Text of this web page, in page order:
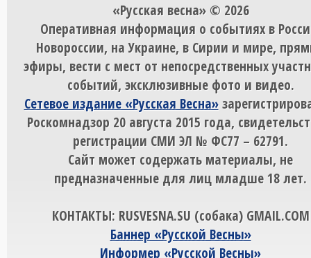
«Русская весна» © 2026
Оперативная информация о событиях в
Новороссии, на Украине, в Сирии и мире,
эфиры, вести с мест от непосредственных
событий, эксклюзивные фото и видео.
Сетевое издание «Русская Весна»
Роскомнадзор 20 августа 2015 года,
регистрации СМИ ЭЛ № ФС77 – 62791.
Сайт может содержать материалы, не
предназначенные для лиц младше 18 лет.
КОНТАКТЫ: RUSVESNA.SU (собака) GMAIL.COM
Баннер «Русской Весны»
Информер «Русской Весны»